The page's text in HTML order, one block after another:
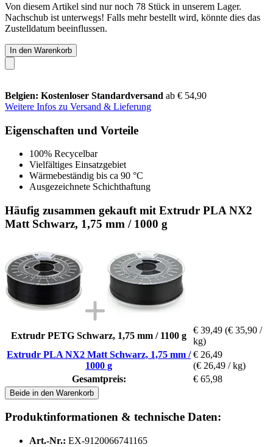
Von diesem Artikel sind nur noch 78 Stück in unserem Lager.
Nachschub ist unterwegs! Falls mehr bestellt wird, könnte dies das
Zustelldatum beeinflussen.
In den Warenkorb
Belgien: Kostenloser Standardversand ab € 54,90
Weitere Infos zu Versand & Lieferung
Eigenschaften und Vorteile
100% Recycelbar
Vielfältiges Einsatzgebiet
Wärmebeständig bis ca 90 °C
Ausgezeichnete Schichthaftung
Häufig zusammen gekauft mit Extrudr PLA NX2
Matt Schwarz, 1,75 mm / 1000 g
Extrudr PETG Schwarz, 1,75 mm / 1100 g
€ 39,49 (€ 35,90 /
kg)
Extrudr PLA NX2 Matt Schwarz, 1,75 mm /
1000 g
€ 26,49
(€ 26,49 / kg)
Gesamtpreis:
€ 65,98
Beide in den Warenkorb
Produktinformationen & technische Daten:
Art.-Nr.: EX-9120066741165